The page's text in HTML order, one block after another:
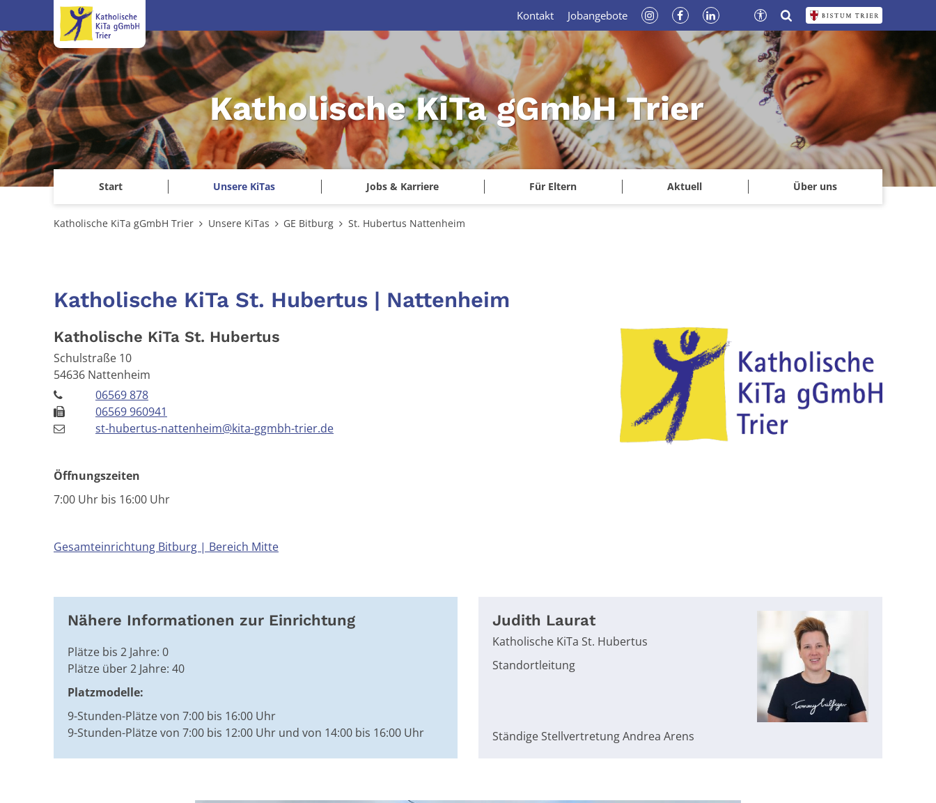
Zum Inhalt springen
Katholische KiTa gGmbH Trier
Start Unsere KiTas Jobs & Karriere Für Eltern Aktuell Über uns
Kontakt Jobangebote
Katholische KiTa gGmbH Trier Unsere KiTas GE Bitburg St. Hubertus Nattenheim
Katholische KiTa St. Hubertus | Nattenheim
Katholische KiTa St. Hubertus
Schulstraße 10
54636 Nattenheim
06569 878
06569 960941
st-hubertus-nattenheim@kita-ggmbh-trier.de
Öffnungszeiten
7:00 Uhr bis 16:00 Uhr
Gesamteinrichtung Bitburg | Bereich Mitte
Nähere Informationen zur Einrichtung
Plätze bis 2 Jahre: 0
Plätze über 2 Jahre: 40
Platzmodelle:
9-Stunden-Plätze von 7:00 bis 16:00 Uhr
9-Stunden-Plätze von 7:00 bis 12:00 Uhr und von 14:00 bis 16:00 Uhr
Judith Laurat
Katholische KiTa St. Hubertus
Standortleitung
Ständige Stellvertretung Andrea Arens